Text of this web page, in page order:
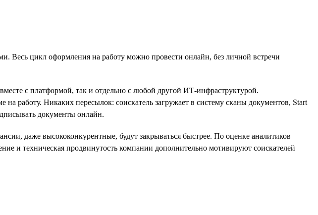
Весь цикл оформления на работу можно провести онлайн, без личной встречи
с платформой, так и отдельно с любой другой ИТ-инфраструктурой.
работу. Никаких пересылок: соискатель загружает в систему сканы документов, Start
документы онлайн.
даже высококонкурентные, будут закрываться быстрее. По оценке аналитиков
и техническая продвинутость компании дополнительно мотивируют соискателей